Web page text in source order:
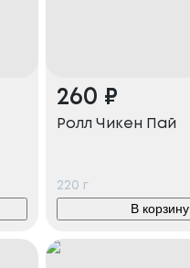
260 ₽
Ролл Чикен Пай
220 г
В корзину